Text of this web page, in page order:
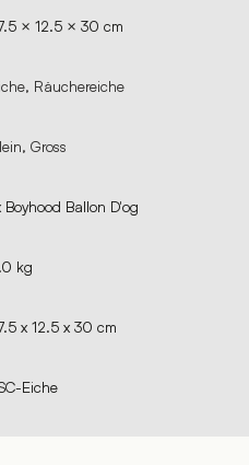
× 12.5 × 30 cm
Räuchereiche
Gross
Boyhood Ballon D'og
kg
x 12.5 x 30 cm
Eiche